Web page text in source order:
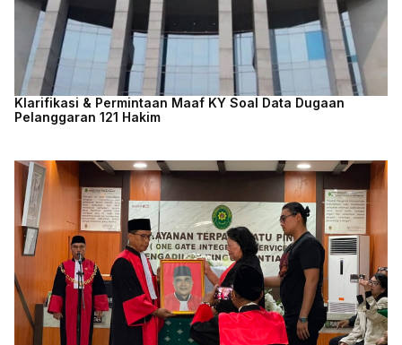
Klarifikasi & Permintaan Maaf KY Soal Data Dugaan
Pelanggaran 121 Hakim